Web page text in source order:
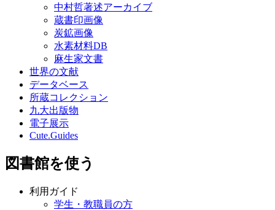
中村哲著述アーカイブ
蔵書印画像
炭鉱画像
水素材料DB
麻生家文書
世界の文献
データベース
所蔵コレクション
九大出版物
電子展示
Cute.Guides
図書館を使う
利用ガイド
学生・教職員の方